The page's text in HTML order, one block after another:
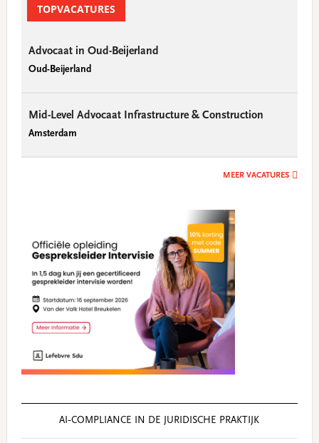
SidebarTOPVACATURES
Advocaat in Oud-Beijerland
Oud-Beijerland
Mid-Level Advocaat Infrastructure & Construction
Amsterdam
MEER VACATURES
AI‑COMPLIANCE IN DE JURIDISCHE PRAKTIJK